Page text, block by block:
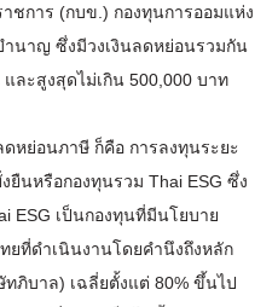
ชการ (กบข.) กองทุนการออมแห่ง
นาญ ซึ่งมีวงเงินลดหย่อนรวมกัน
และสูงสุดไม่เกิน 500,000 บาท
หย่อนภาษี ก็คือ การลงทุนระยะ
ยืนหรือกองทุนรวม Thai ESG ซึ่ง
ESG เป็นกองทุนที่มีนโยบาย
ยที่ดำเนินงานโดยคำนึงถึงหลัก
ภิบาล) เฉลี่ยตั้งแต่ 80% ขึ้นไป